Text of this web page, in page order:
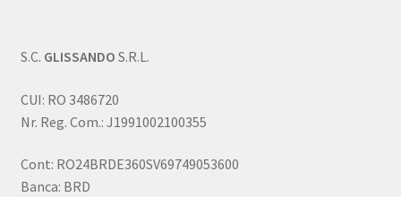
S.C. GLISSANDO S.R.L.
CUI: RO 3486720
Nr. Reg. Com.: J1991002100355
Cont: RO24BRDE360SV69749053600
Banca: BRD